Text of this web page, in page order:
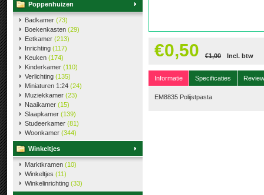
Poppenhuizen
Badkamer (73)
Boekenkasten (29)
Eetkamer (213)
Inrichting (117)
Keuken (174)
Kinderkamer (110)
Verlichting (135)
Miniaturen 1:24 (24)
Muziekkamer (23)
Naaikamer (15)
Slaapkamer (139)
Studeerkamer (81)
Woonkamer (344)
Winkeltjes
Marktkramen (10)
Winkeltjes (11)
Winkelinrichting (33)
€0,50 €1,00 Incl. btw
Informatie Specificaties
EM8835 Polijstpasta